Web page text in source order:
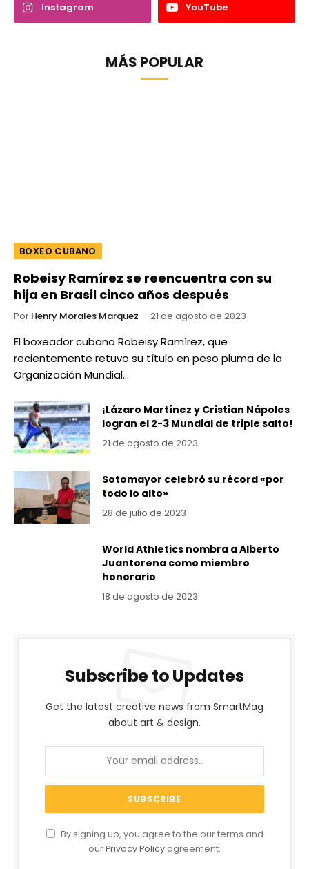
Instagram YouTube
MÁS POPULAR
BOXEO CUBANO
Robeisy Ramírez se reencuentra con su
hija en Brasil cinco años después
Por Henry Morales Marquez 21 de agosto de 2023
El boxeador cubano Robeisy Ramírez, que
recientemente retuvo su título en peso pluma de la
Organización Mundial…
¡Lázaro Martínez y Cristian Nápoles
logran el 2-3 Mundial de triple salto!
21 de agosto de 2023
Sotomayor celebró su récord «por
todo lo alto»
28 de julio de 2023
World Athletics nombra a Alberto
Juantorena como miembro
honorario
18 de agosto de 2023
Subscribe to Updates
Get the latest creative news from SmartMag
about art & design.
By signing up, you agree to the our terms and
ourPrivacy Policy agreement.